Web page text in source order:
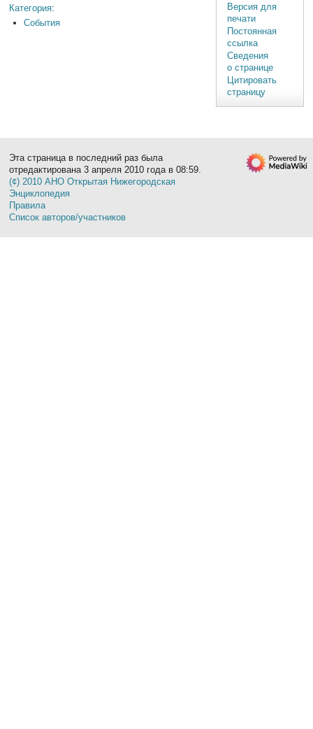
Категория:
События
Версия для
печати
Постоянная
ссылка
Сведения
о странице
Цитировать
страницу
Эта страница в последний раз была
отредактирована 3 апреля 2010 года в 08:59.
(¢) 2010 АНО Открытая Нижегородская
Энциклопедия
Правила
Список авторов/участников